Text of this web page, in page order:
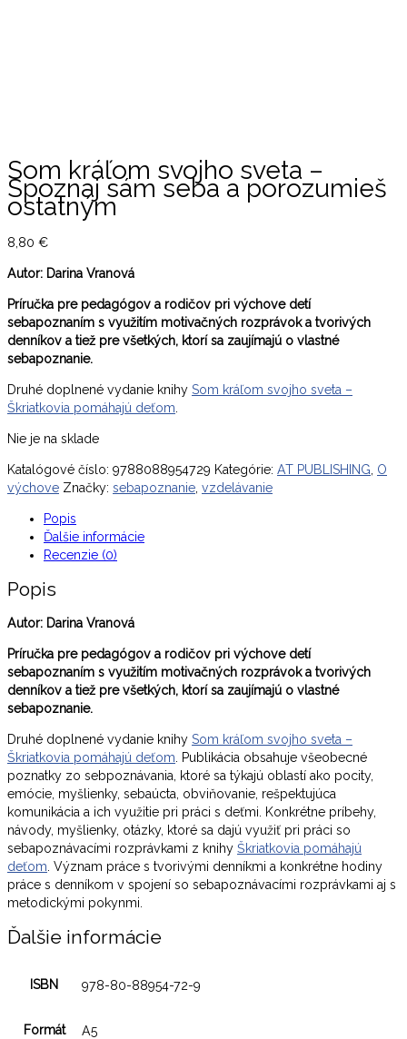
Som kráľom svojho sveta –
Spoznaj sám seba a porozumieš
ostatným
8,80 €
Autor: Darina Vranová
Príručka pre pedagógov a rodičov pri výchove detí
sebapoznaním s využitím motivačných rozprávok a tvorivých
denníkov a tiež pre všetkých, ktorí sa zaujímajú o vlastné
sebapoznanie.
Druhé doplnené vydanie knihy Som kráľom svojho sveta –
Škriatkovia pomáhajú deťom
Nie je na sklade
Katalógové číslo: 9788088954729 Kategórie: AT PUBLISHING O
výchove Značky: sebapoznanie vzdelávanie
Popis
Ďalšie informácie
Recenzie (0)
Popis
Autor: Darina Vranová
Príručka pre pedagógov a rodičov pri výchove detí
sebapoznaním s využitím motivačných rozprávok a tvorivých
denníkov a tiež pre všetkých, ktorí sa zaujímajú o vlastné
sebapoznanie.
Druhé doplnené vydanie knihy Som kráľom svojho sveta –
Škriatkovia pomáhajú deťom. Publikácia obsahuje všeobecné
poznatky zo sebpoznávania, ktoré sa týkajú oblastí ako pocity,
emócie, myšlienky, sebaúcta, obviňovanie, rešpektujúca
komunikácia a ich využitie pri práci s deťmi. Konkrétne príbehy,
návody, myšlienky, otázky, ktoré sa dajú využiť pri práci so
sebapoznávacími rozprávkami z knihy Škriatkovia pomáhajú
deťom. Význam práce s tvorivými denníkmi a konkrétne hodiny
práce s denníkom v spojení so sebapoznávacími rozprávkami aj s
metodickými pokynmi.
Ďalšie informácie
ISBN 978-80-88954-72-9
Formát A5